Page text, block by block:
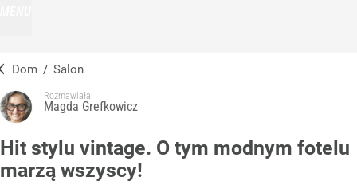
Dom / Salon
Rozmawiała:
Magda Grefkowicz
Hit stylu vintage. O tym modnym fotelu
marzą wszyscy!